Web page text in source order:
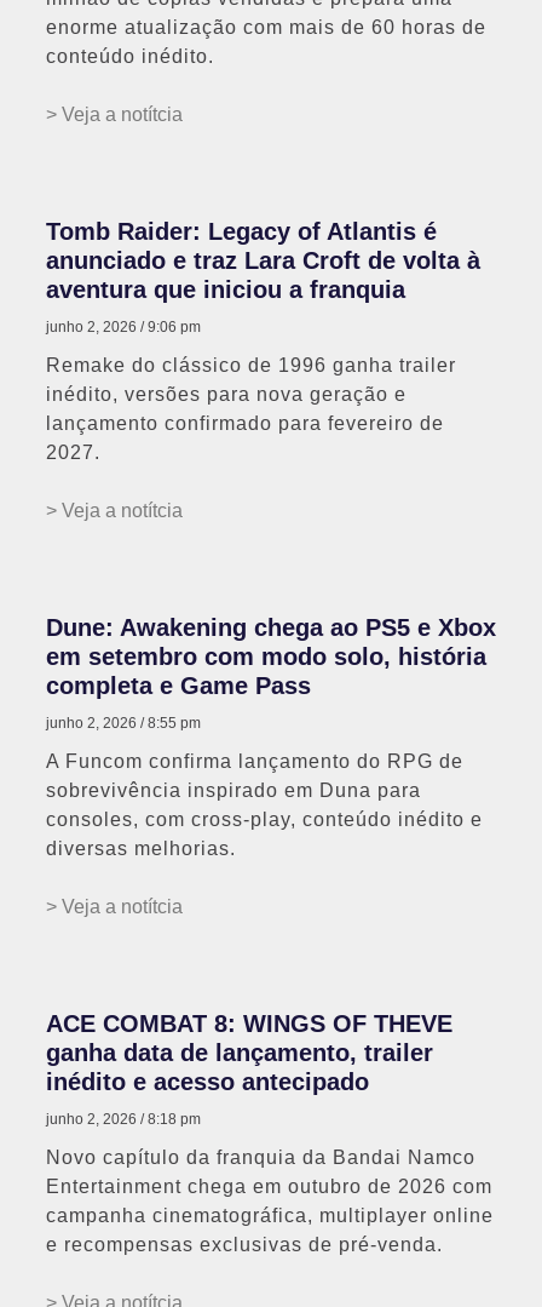
enorme atualização com mais de 60 horas de
conteúdo inédito.
> Veja a notítcia
Tomb Raider: Legacy of Atlantis é
anunciado e traz Lara Croft de volta à
aventura que iniciou a franquia
junho 2, 2026 9:06 pm
Remake do clássico de 1996 ganha trailer
inédito, versões para nova geração e
lançamento confirmado para fevereiro de
2027.
> Veja a notítcia
Dune: Awakening chega ao PS5 e Xbox
em setembro com modo solo, história
completa e Game Pass
junho 2, 2026 8:55 pm
A Funcom confirma lançamento do RPG de
sobrevivência inspirado em Duna para
consoles, com cross-play, conteúdo inédito e
diversas melhorias.
> Veja a notítcia
ACE COMBAT 8: WINGS OF THEVE
ganha data de lançamento, trailer
inédito e acesso antecipado
junho 2, 2026 8:18 pm
Novo capítulo da franquia da Bandai Namco
Entertainment chega em outubro de 2026 com
campanha cinematográfica, multiplayer online
e recompensas exclusivas de pré-venda.
> Veja a notítcia